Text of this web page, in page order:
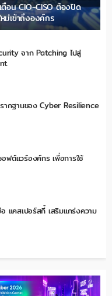
ตือน CIO-CISO ต้องปิด
ม่เข้าถึงองค์กร
จาก Patching ไปสู่
ากฐานของ Cyber Resilience
ฟต์แวร์องค์กร เพื่อการใช้
แคสเปอร์สกี้ เสริมแกร่งความ